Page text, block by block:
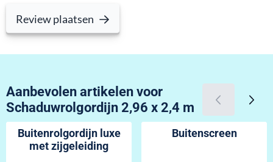
Review plaatsen
Aanbevolen artikelen voor
Schaduwrolgordijn 2,96 x 2,4 m
Buitenrolgordijn luxe
met zijgeleiding
Buitenscreen